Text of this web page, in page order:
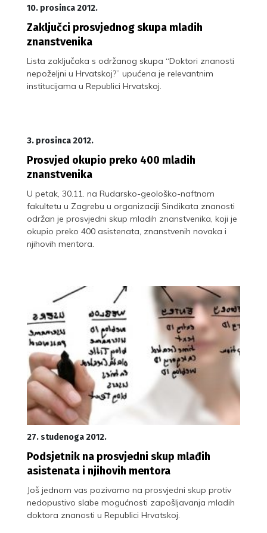
10. prosinca 2012.
Zaključci prosvjednog skupa mladih
znanstvenika
Lista zaključaka s održanog skupa “Doktori znanosti
nepoželjni u Hrvatskoj?” upućena je relevantnim
institucijama u Republici Hrvatskoj.
3. prosinca 2012.
Prosvjed okupio preko 400 mladih
znanstvenika
U petak, 30.11. na Rudarsko-geološko-naftnom
fakultetu u Zagrebu u organizaciji Sindikata znanosti
održan je prosvjedni skup mladih znanstvenika, koji je
okupio preko 400 asistenata, znanstvenih novaka i
njihovih mentora.
27. studenoga 2012.
Podsjetnik na prosvjedni skup mlađih
asistenata i njihovih mentora
Još jednom vas pozivamo na prosvjedni skup protiv
nedopustivo slabe mogućnosti zapošljavanja mladih
doktora znanosti u Republici Hrvatskoj.